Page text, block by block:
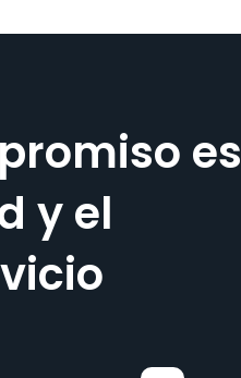
es
y el